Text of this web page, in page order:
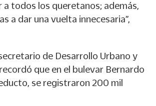
todos los queretanos; además,
a dar una vuelta innecesaria”,
de Desarrollo Urbano y
que en el bulevar Bernardo
se registraron 200 mil